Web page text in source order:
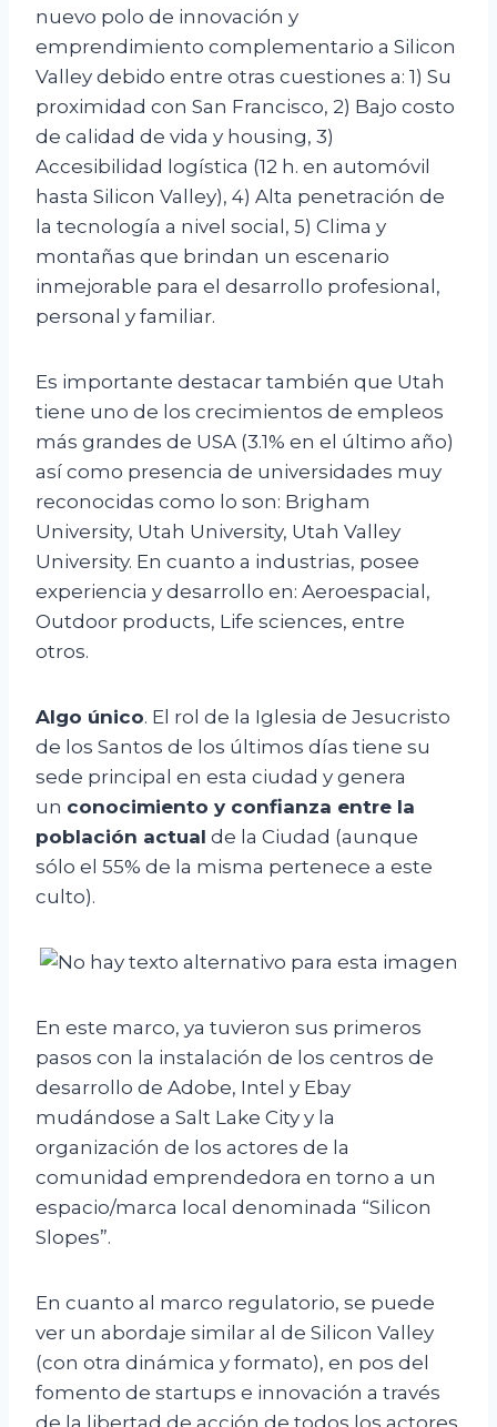
nuevo polo de innovación y
emprendimiento complementario a Silicon
Valley debido entre otras cuestiones a: 1) Su
proximidad con San Francisco, 2) Bajo costo
de calidad de vida y housing, 3)
Accesibilidad logística (12 h. en automóvil
hasta Silicon Valley), 4) Alta penetración de
la tecnología a nivel social, 5) Clima y
montañas que brindan un escenario
inmejorable para el desarrollo profesional,
personal y familiar.
Es importante destacar también que Utah
tiene uno de los crecimientos de empleos
más grandes de USA (3.1% en el último año)
así como presencia de universidades muy
reconocidas como lo son: Brigham
University, Utah University, Utah Valley
University. En cuanto a industrias, posee
experiencia y desarrollo en: Aeroespacial,
Outdoor products, Life sciences, entre
otros.
Algo único. El rol de la Iglesia de Jesucristo
de los Santos de los últimos días tiene su
sede principal en esta ciudad y genera
un conocimiento y confianza entre la
población actual de la Ciudad (aunque
sólo el 55% de la misma pertenece a este
culto).
En este marco, ya tuvieron sus primeros
pasos con la instalación de los centros de
desarrollo de Adobe, Intel y Ebay
mudándose a Salt Lake City y la
organización de los actores de la
comunidad emprendedora en torno a un
espacio/marca local denominada “Silicon
Slopes”.
En cuanto al marco regulatorio, se puede
ver un abordaje similar al de Silicon Valley
(con otra dinámica y formato), en pos del
fomento de startups e innovación a través